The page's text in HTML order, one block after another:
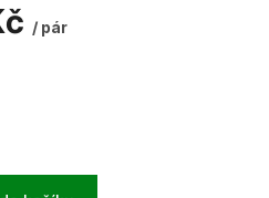
/ pár